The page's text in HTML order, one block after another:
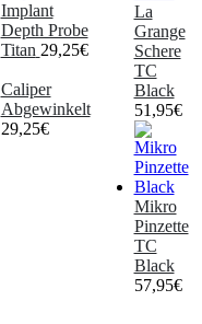
Implant
Depth Probe
Titan 29,25€
Caliper
Abgewinkelt
29,25€
La
Grange
Schere
TC
Black
51,95€
Mikro
Pinzette
TC
Black
57,95€